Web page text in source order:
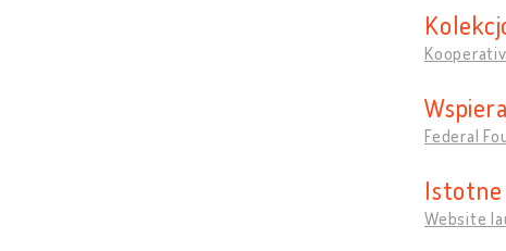
Federal
Istotne
Website